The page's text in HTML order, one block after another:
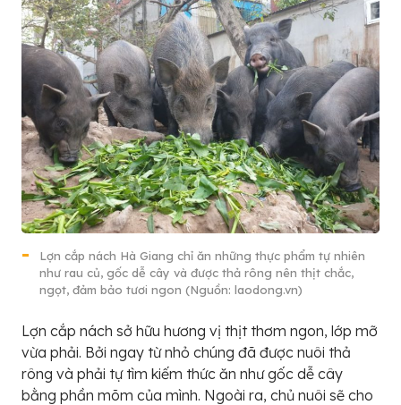
Lợn cắp nách Hà Giang chỉ ăn những thực phẩm tự nhiên
như rau củ, gốc dễ cây và được thả rông nên thịt chắc,
ngọt, đảm bảo tươi ngon (Nguồn: laodong.vn)
Lợn cắp nách sở hữu hương vị thịt thơm ngon, lớp mỡ
vừa phải. Bởi ngay từ nhỏ chúng đã được nuôi thả
rông và phải tự tìm kiếm thức ăn như gốc dễ cây
bằng phần mõm của mình. Ngoài ra, chủ nuôi sẽ cho